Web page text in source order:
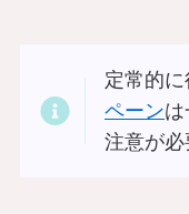
定常的
ペーン
注意が必